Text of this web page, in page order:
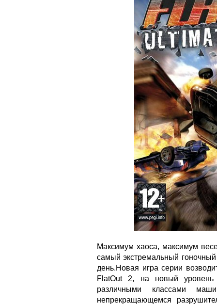
Максимум хаоса, максимум
самый экстремальный
день.Новая игра серии
FlatOut 2, на новый уровень
различными классами
непрекращающемся